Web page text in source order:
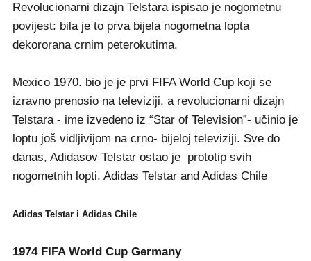
Revolucionarni dizajn Telstara ispisao je nogometnu
povijest: bila je to prva bijela nogometna lopta
dekororana crnim peterokutima.
Mexico 1970. bio je je prvi FIFA World Cup koji se
izravno prenosio na televiziji, a revolucionarni dizajn
Telstara - ime izvedeno iz “Star of Television”- učinio je
loptu još vidljivijom na crno- bijeloj televiziji. Sve do
danas, Adidasov Telstar ostao je prototip svih
nogometnih lopti. Adidas Telstar and Adidas Chile
Adidas Telstar i Adidas Chile
1974 FIFA World Cup Germany